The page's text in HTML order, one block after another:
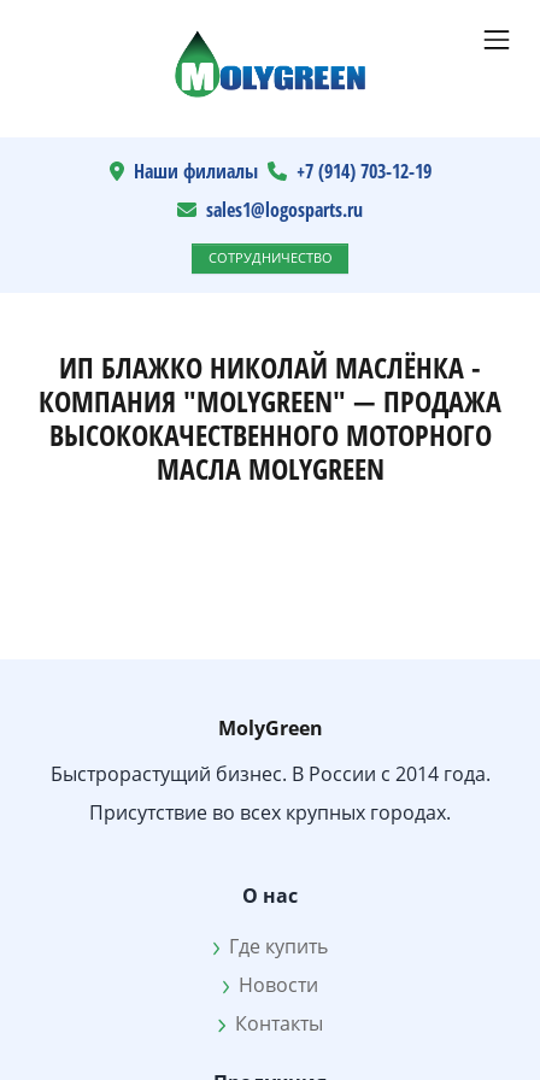
Наши филиалы
+7 (914) 703-12-19
sales1@logosparts.ru
СОТРУДНИЧЕСТВО
ИП БЛАЖКО НИКОЛАЙ МАСЛЁНКА -
КОМПАНИЯ "MOLYGREEN" — ПРОДАЖА
ВЫСОКОКАЧЕСТВЕННОГО МОТОРНОГО
МАСЛА MOLYGREEN
MolyGreen
Быстрорастущий бизнес. В России с 2014 года.
Присутствие во всех крупных городах.
О нас
Где купить
Новости
Контакты